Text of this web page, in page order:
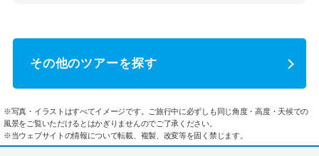
その他のツアーを探す
※写真・イラストはすべてイメージです。ご旅行中に必ずしも同じ角度・高度・天候での
風景をご覧いただけるとはかぎりませんのでご了承ください。
※当ウェブサイトの情報について転載、複製、改変等を固く禁じます。